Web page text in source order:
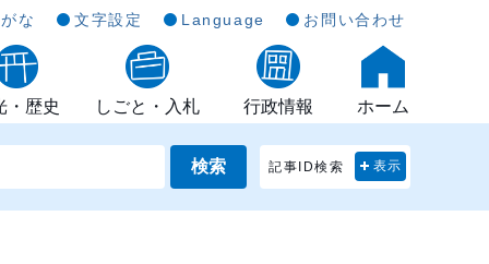
な 文字設定 Language お問い合わせ
・歴史 しごと・入札 行政情報 ホーム
検索 記事ID検索 表示